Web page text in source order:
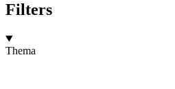
Filters
Thema